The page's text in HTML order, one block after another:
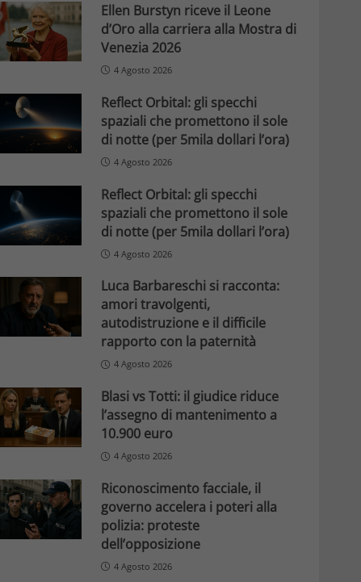
Ellen Burstyn riceve il Leone
d’Oro alla carriera alla Mostra di
Venezia 2026
4 Agosto 2026
Reflect Orbital: gli specchi
spaziali che promettono il sole
di notte (per 5mila dollari l’ora)
4 Agosto 2026
Reflect Orbital: gli specchi
spaziali che promettono il sole
di notte (per 5mila dollari l’ora)
4 Agosto 2026
Luca Barbareschi si racconta:
amori travolgenti,
autodistruzione e il difficile
rapporto con la paternità
4 Agosto 2026
Blasi vs Totti: il giudice riduce
l’assegno di mantenimento a
10.900 euro
4 Agosto 2026
Riconoscimento facciale, il
governo accelera i poteri alla
polizia: proteste
dell’opposizione
4 Agosto 2026